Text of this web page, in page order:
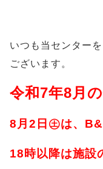
いつも当センター
ございます。
令和7年8月
8月2日㊏は、
18時以降は施設